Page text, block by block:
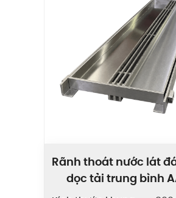
Rãnh thoát nước lát
dọc tải trung bình